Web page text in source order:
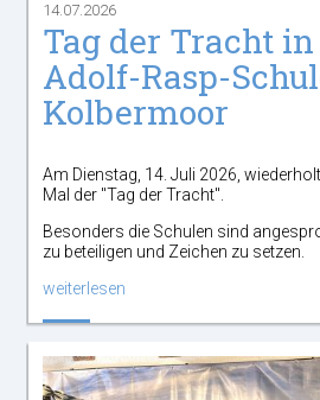
14.07.2026
Tag der Tracht
Adolf-Rasp-
Kolbermoor
Am Dienstag, 14. Juli 2026,
Mal der "Tag der Tracht".
Besonders die Schulen sind
zu beteiligen und Zeichen zu setzen.
weiterlesen